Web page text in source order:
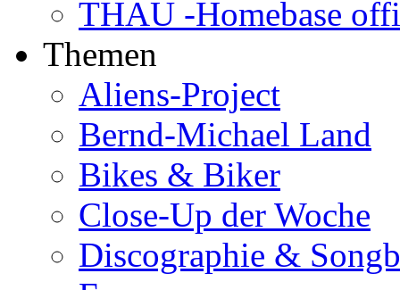
THAU -Homebase
Themen
Aliens-Project
Bernd-Michael Land
Bikes & Biker
Close-Up der Woche
Discographie &